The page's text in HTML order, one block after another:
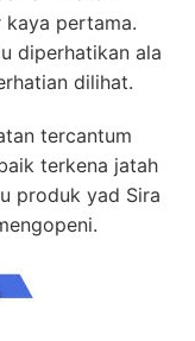
kaya pertama.
diperhatikan ala
dilihat.
tercantum
terkena jatah
produk yad Sira